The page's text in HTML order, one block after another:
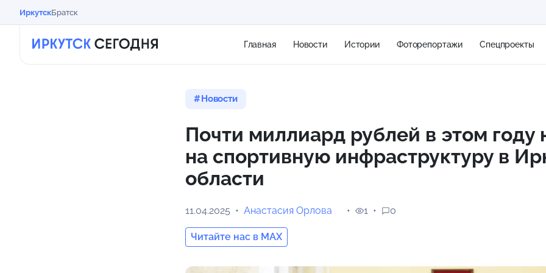
ИркутскБратск
Главная Новости Истории Фоторепортажи Спецпроекты
10 м/с
Новости
Почти миллиард рублей в этом году
на спортивную инфраструктуру в
области
11.04.2025 Анастасия Орлова
Читайте нас в MAX
1 0